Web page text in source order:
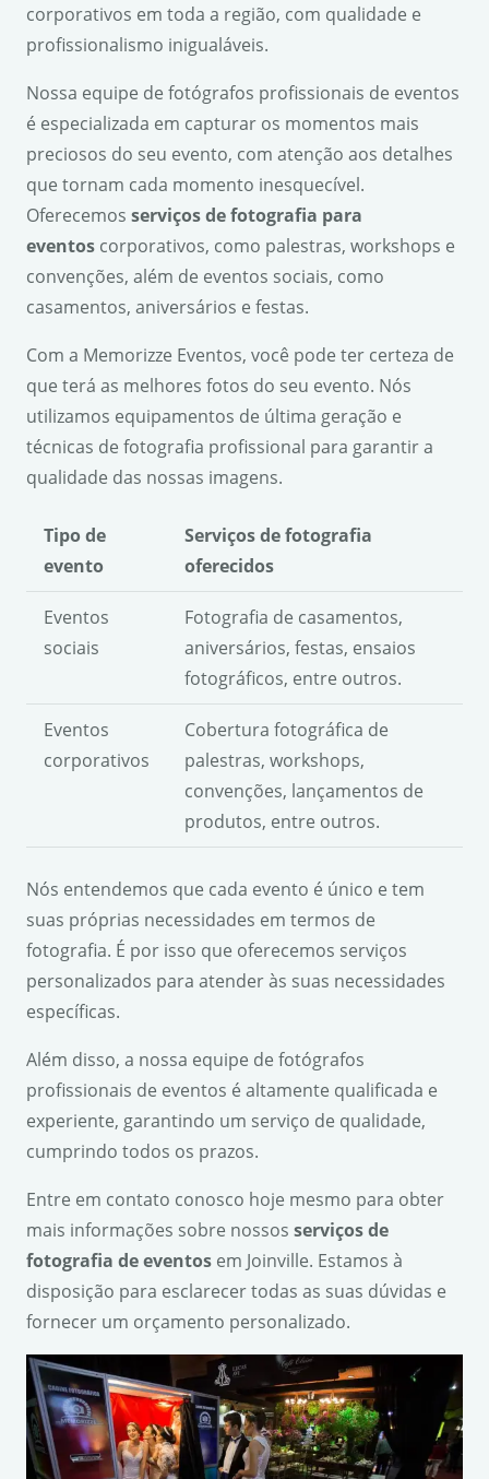
corporativos em toda a região, com qualidade e
profissionalismo inigualáveis.
Nossa equipe de fotógrafos profissionais de eventos
é especializada em capturar os momentos mais
preciosos do seu evento, com atenção aos detalhes
que tornam cada momento inesquecível.
Oferecemos serviços de fotografia para
eventos corporativos, como palestras, workshops e
convenções, além de eventos sociais, como
casamentos, aniversários e festas.
Com a Memorizze Eventos, você pode ter certeza de
que terá as melhores fotos do seu evento. Nós
utilizamos equipamentos de última geração e
técnicas de fotografia profissional para garantir a
qualidade das nossas imagens.
Tipo de
evento
Serviços de fotografia
oferecidos
Eventos
sociais
Fotografia de casamentos,
aniversários, festas, ensaios
fotográficos, entre outros.
Eventos
corporativos
Cobertura fotográfica de
palestras, workshops,
convenções, lançamentos de
produtos, entre outros.
Nós entendemos que cada evento é único e tem
suas próprias necessidades em termos de
fotografia. É por isso que oferecemos serviços
personalizados para atender às suas necessidades
específicas.
Além disso, a nossa equipe de fotógrafos
profissionais de eventos é altamente qualificada e
experiente, garantindo um serviço de qualidade,
cumprindo todos os prazos.
Entre em contato conosco hoje mesmo para obter
mais informações sobre nossos serviços de
fotografia de eventos em Joinville. Estamos à
disposição para esclarecer todas as suas dúvidas e
fornecer um orçamento personalizado.